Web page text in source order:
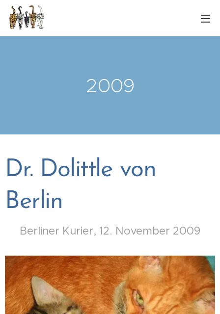
2009
Dr. Dolittle von
Berlin
Berliner Kurier, 12. November 2009